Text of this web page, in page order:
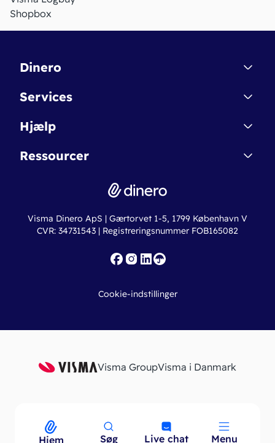
Hjem Søg Live chat Menu
Menu
Shopbox
Dinero
Kontakt
Betingelser & Sikkerhed
Nye funktioner
Services
Dinero Starter
Dinero Pro
Erhvervslån
Fakturaskabeloner
Hjælp
Regnskabsordbogen
Online regnskabskurser
Ressourcer
Ny virksomhed
Iværksætterlegat
Visma Dinero ApS | Gærtorvet 1-5, 1799 København V
CVR: 34731543 | Registreringsnummer FOB165082
Cookie-indstillinger
Visma GroupVisma i Danmark